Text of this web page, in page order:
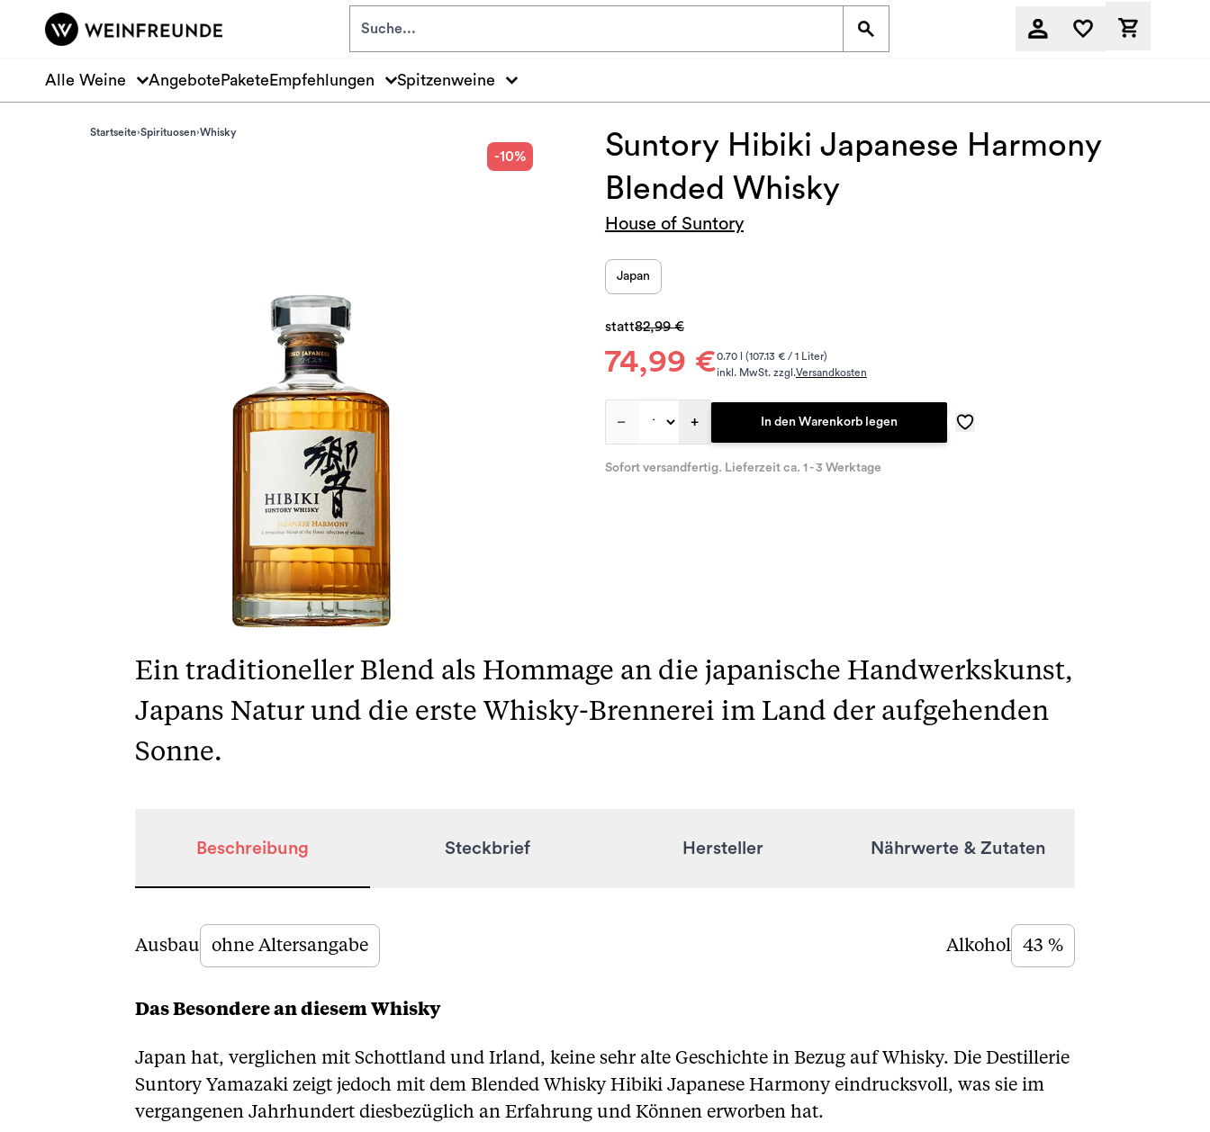
Zum Hauptinhalt springen
Alle Weine Angebote Pakete Empfehlungen Spitzenweine
Startseite Spirituosen Whisky
-10%
Suntory Hibiki Japanese Harmony
Blended Whisky
House of Suntory
Japan
74,99 €
statt82,99 €
0.70 l (107.13 € / 1 Liter)
inkl. MwSt. zzgl.Versandkosten
– + In den Warenkorb legen
Sofort versandfertig. Lieferzeit ca. 1 - 3 Werktage
Ein traditioneller Blend als Hommage an die japanische Handwerkskunst,
Japans Natur und die erste Whisky-Brennerei im Land der aufgehenden
Sonne.
Beschreibung Steckbrief Hersteller Nährwerte & Zutaten
Beschreibung
Ausbau ohne Altersangabe Alkohol 43 %
Das Besondere an diesem Whisky
Japan hat, verglichen mit Schottland und Irland, keine sehr alte Geschichte in Bezug auf Whisky. Die Destillerie
Suntory Yamazaki zeigt jedoch mit dem Blended Whisky Hibiki Japanese Harmony eindrucksvoll, was sie im
vergangenen Jahrhundert diesbezüglich an Erfahrung und Können erworben hat.